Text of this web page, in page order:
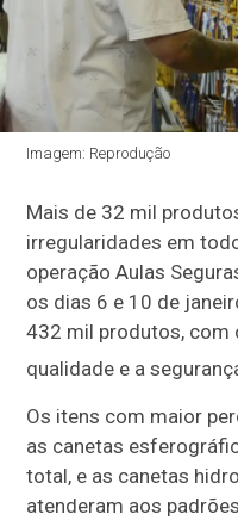
Imagem: Reprodução
Mais de 32 mil
irregularidades em
operação Aulas
os dias 6 e 10 de
432 mil produtos, com
qualidade e a
Os itens com maior
as canetas
total, e as canetas
atenderam aos